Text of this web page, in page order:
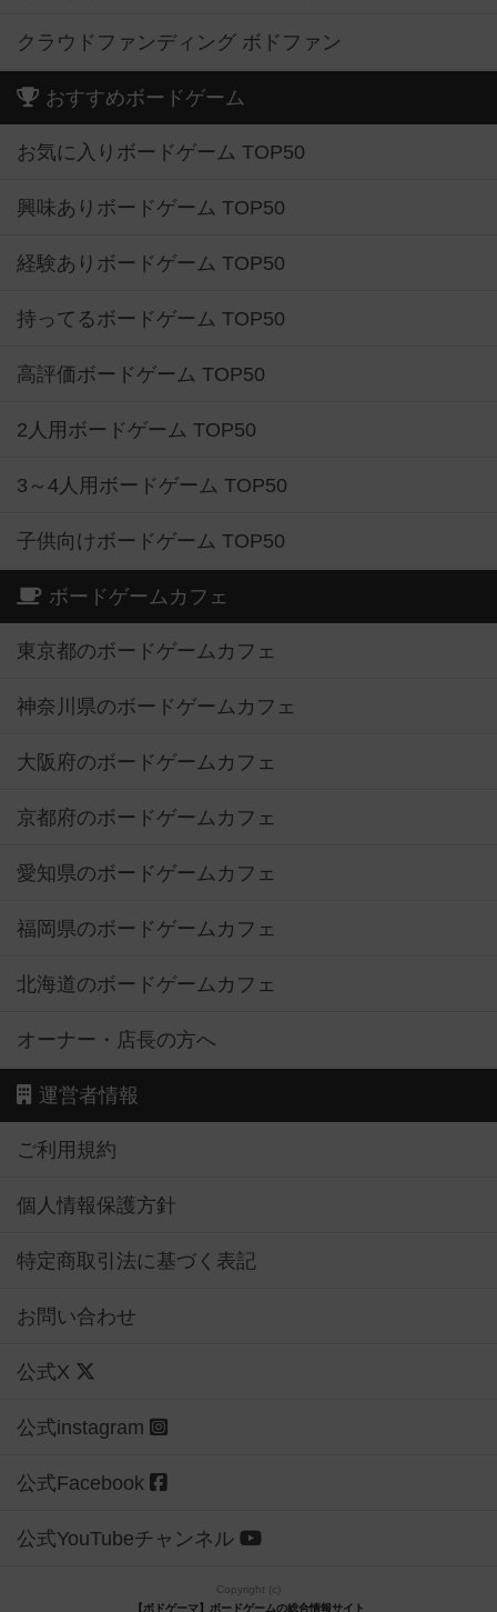
クラウドファンディング ボドファン
おすすめボードゲーム
お気に入りボードゲーム TOP50
興味ありボードゲーム TOP50
経験ありボードゲーム TOP50
持ってるボードゲーム TOP50
高評価ボードゲーム TOP50
2人用ボードゲーム TOP50
3～4人用ボードゲーム TOP50
子供向けボードゲーム TOP50
ボードゲームカフェ
東京都のボードゲームカフェ
神奈川県のボードゲームカフェ
大阪府のボードゲームカフェ
京都府のボードゲームカフェ
愛知県のボードゲームカフェ
福岡県のボードゲームカフェ
北海道のボードゲームカフェ
オーナー・店長の方へ
運営者情報
ご利用規約
個人情報保護方針
特定商取引法に基づく表記
お問い合わせ
公式X
公式instagram
公式Facebook
公式YouTubeチャンネル
Copyright (c)
【ボドゲーマ】ボードゲームの総合情報サイト